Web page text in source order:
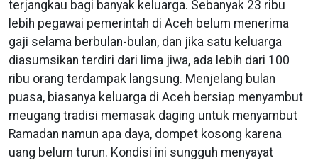
terjangkau bagi banyak keluarga. Sebanyak 23 ribu
lebih pegawai pemerintah di Aceh belum menerima
gaji selama berbulan-bulan, dan jika satu keluarga
diasumsikan terdiri dari lima jiwa, ada lebih dari 100
ribu orang terdampak langsung. Menjelang bulan
puasa, biasanya keluarga di Aceh bersiap menyambut
meugang tradisi memasak daging untuk menyambut
Ramadan namun apa daya, dompet kosong karena
uang belum turun. Kondisi ini sungguh menyayat